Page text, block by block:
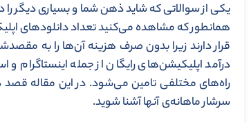
یکی از سوالاتی که شاید ذهن شما و بسیاری دیگر
همانطور که مشاهده می‌کنید تعداد دانلودهای
قرار دارند زیرا بدون صرف هزینه آن‌ها را به
درآمد اپلیکیشن‌های رایگان از جمله اینستاگرام
راه‌های مختلفی تامین می‌شود. در این مقاله قصد
سرشار ماهانه‌ی آنها آشنا شوید.